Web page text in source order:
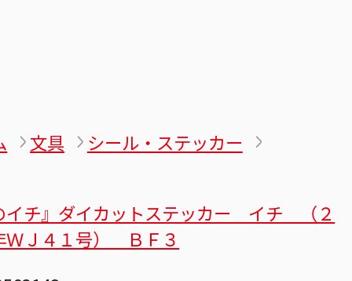
文具 シール・ステッカー
イチ』ダイカットステッカー イチ （２
ＷＪ４１号） ＢＦ３